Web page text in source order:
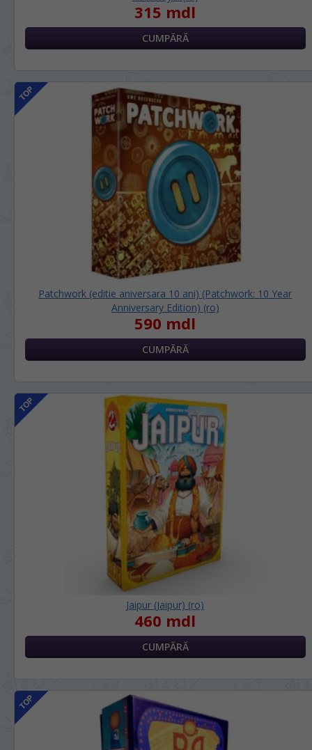
315 mdl
Patchwork (editie aniversara 10 ani) (Patchwork: 10 Year
Anniversary Edition) (ro)
590 mdl
Jaipur (Jaipur) (ro)
460 mdl
LIMBA SITE-ULUI / ЯЗЫК САЙТА
În ce limbă ați dori să vedeți site-ul